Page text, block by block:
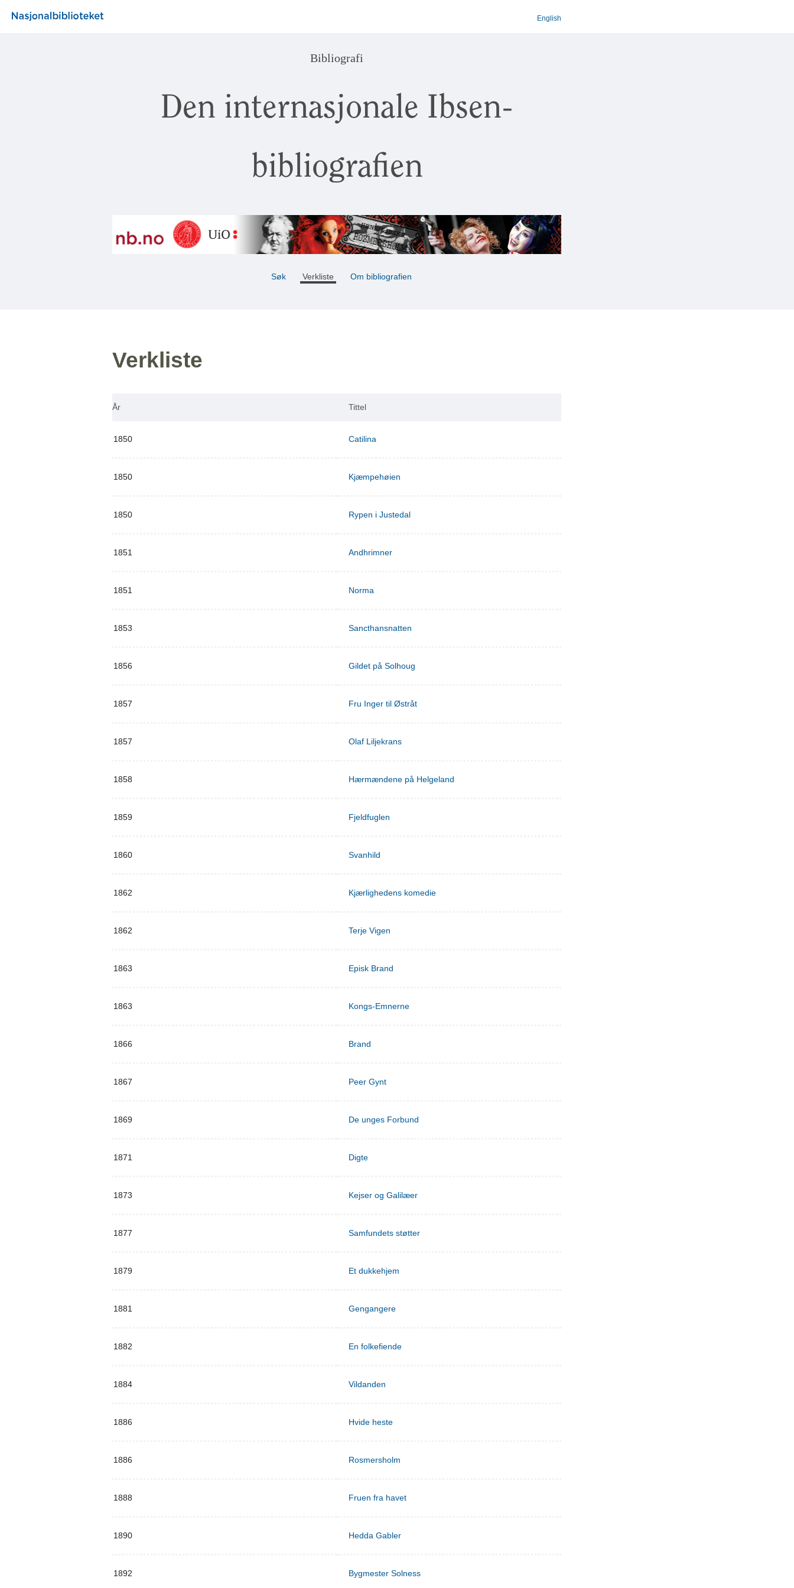
English
Bibliografi
Den internasjonale Ibsen-
bibliografien
Søk Verkliste Om bibliografien
Verkliste
År Tittel
1850 Catilina
1850 Kjæmpehøien
1850 Rypen i Justedal
1851 Andhrimner
1851 Norma
1853 Sancthansnatten
1856 Gildet på Solhoug
1857 Fru Inger til Østråt
1857 Olaf Liljekrans
1858 Hærmændene på Helgeland
1859 Fjeldfuglen
1860 Svanhild
1862 Kjærlighedens komedie
1862 Terje Vigen
1863 Episk Brand
1863 Kongs-Emnerne
1866 Brand
1867 Peer Gynt
1869 De unges Forbund
1871 Digte
1873 Kejser og Galilæer
1877 Samfundets støtter
1879 Et dukkehjem
1881 Gengangere
1882 En folkefiende
1884 Vildanden
1886 Hvide heste
1886 Rosmersholm
1888 Fruen fra havet
1890 Hedda Gabler
1892 Bygmester Solness